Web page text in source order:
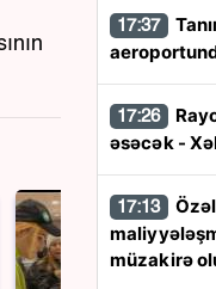
17:37
17:26
əsəcək -
17:13
müzakirə